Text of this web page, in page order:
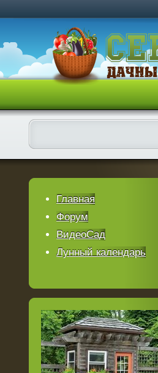
Главная
Форум
ВидеоСад
Лунный календарь